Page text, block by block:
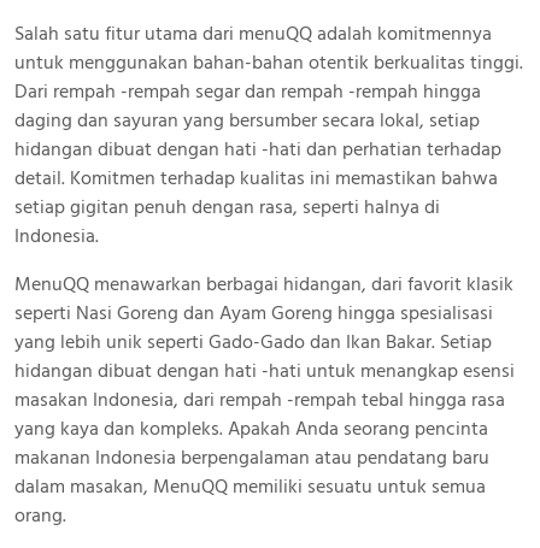
Salah satu fitur utama dari menuQQ adalah komitmennya
untuk menggunakan bahan-bahan otentik berkualitas tinggi.
Dari rempah -rempah segar dan rempah -rempah hingga
daging dan sayuran yang bersumber secara lokal, setiap
hidangan dibuat dengan hati -hati dan perhatian terhadap
detail. Komitmen terhadap kualitas ini memastikan bahwa
setiap gigitan penuh dengan rasa, seperti halnya di
Indonesia.
MenuQQ menawarkan berbagai hidangan, dari favorit klasik
seperti Nasi Goreng dan Ayam Goreng hingga spesialisasi
yang lebih unik seperti Gado-Gado dan Ikan Bakar. Setiap
hidangan dibuat dengan hati -hati untuk menangkap esensi
masakan Indonesia, dari rempah -rempah tebal hingga rasa
yang kaya dan kompleks. Apakah Anda seorang pencinta
makanan Indonesia berpengalaman atau pendatang baru
dalam masakan, MenuQQ memiliki sesuatu untuk semua
orang.